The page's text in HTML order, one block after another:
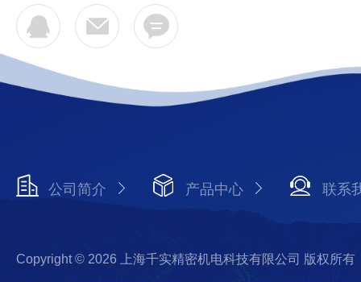
公司简介 产品中心 联系
Copyright © 2026 上海千实精密机电科技有限公司 版权所有